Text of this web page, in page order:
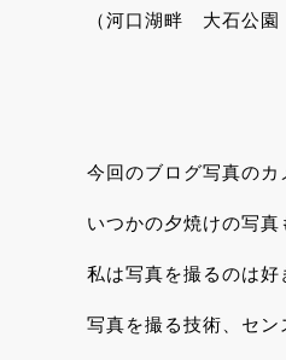
（河口湖畔 大石公園
今回のブログ写真のカ
いつかの夕焼けの写
私は写真を撮るのは
写真を撮る技術、セ